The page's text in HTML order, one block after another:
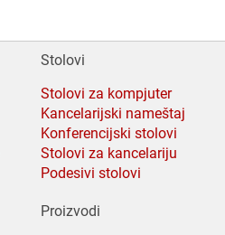
Stolovi
Stolovi za kompjuter
Kancelarijski nameštaj
Konferencijski stolovi
Stolovi za kancelariju
Podesivi stolovi
Proizvodi